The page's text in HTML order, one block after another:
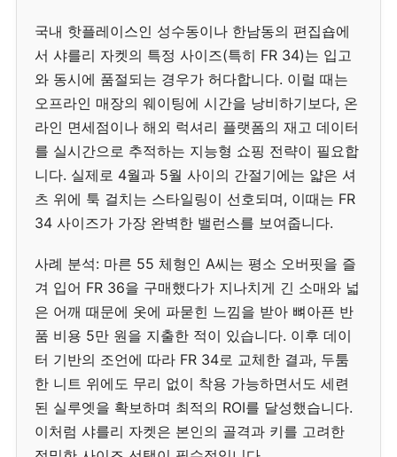
국내 핫플레이스인 성수동이나 한남동의 편집숍에
서 샤를리 자켓의 특정 사이즈(특히 FR 34)는 입고
와 동시에 품절되는 경우가 허다합니다. 이럴 때는
오프라인 매장의 웨이팅에 시간을 낭비하기보다, 온
라인 면세점이나 해외 럭셔리 플랫폼의 재고 데이터
를 실시간으로 추적하는 지능형 쇼핑 전략이 필요합
니다. 실제로 4월과 5월 사이의 간절기에는 얇은 셔
츠 위에 툭 걸치는 스타일링이 선호되며, 이때는 FR
34 사이즈가 가장 완벽한 밸런스를 보여줍니다.
사례 분석: 마른 55 체형인 A씨는 평소 오버핏을 즐
겨 입어 FR 36을 구매했다가 지나치게 긴 소매와 넓
은 어깨 때문에 옷에 파묻힌 느낌을 받아 뼈아픈 반
품 비용 5만 원을 지출한 적이 있습니다. 이후 데이
터 기반의 조언에 따라 FR 34로 교체한 결과, 두툼
한 니트 위에도 무리 없이 착용 가능하면서도 세련
된 실루엣을 확보하며 최적의 ROI를 달성했습니다.
이처럼 샤를리 자켓은 본인의 골격과 키를 고려한